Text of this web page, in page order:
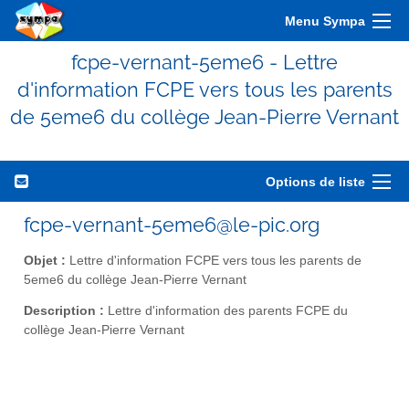
Menu Sympa
fcpe-vernant-5eme6 - Lettre
d'information FCPE vers tous les parents
de 5eme6 du collège Jean-Pierre Vernant
Options de liste
fcpe-vernant-5eme6@le-pic.org
Objet : Lettre d'information FCPE vers tous les parents de
5eme6 du collège Jean-Pierre Vernant
Description : Lettre d'information des parents FCPE du
collège Jean-Pierre Vernant